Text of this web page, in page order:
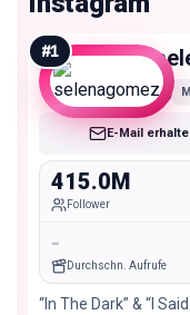
#1
E-Mail
415.0M
Follower
-
Durchschn. Aufrufe
“In The Dark” & “I